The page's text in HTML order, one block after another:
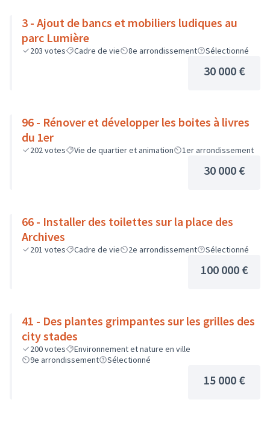
3 - Ajout de bancs et mobiliers ludiques au
parc Lumière
203 votes Cadre de vie 8e arrondissement Sélectionné
30 000 €
96 - Rénover et développer les boites à livres
du 1er
202votes Vie de quartier et animation 1er arrondissement
30 000 €
66 - Installer des toilettes sur la place des
Archives
201 votes Cadre de vie 2e arrondissement Sélectionné
100 000 €
41 - Des plantes grimpantes sur les grilles des
city stades
200votes
Environnement et nature en ville
9e arrondissement
Sélectionné
15 000 €